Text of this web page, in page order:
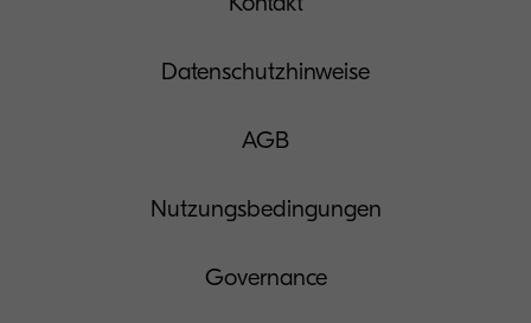
Datenschutzhinweise
AGB
Nutzungsbedingungen
Governance